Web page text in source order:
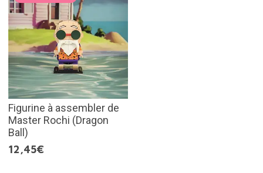
Figurine à assembler de
Master Rochi (Dragon
Ball)
12,45€